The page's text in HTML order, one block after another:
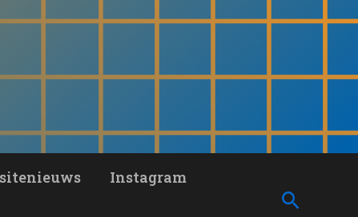
Instagram
Zoeken